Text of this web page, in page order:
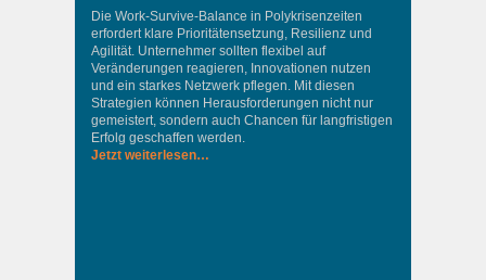
Die Work-Survive-Balance in Polykrisenzeiten
erfordert klare Prioritätensetzung, Resilienz und
Agilität. Unternehmer sollten flexibel auf
Veränderungen reagieren, Innovationen nutzen
und ein starkes Netzwerk pflegen. Mit diesen
Strategien können Herausforderungen nicht nur
gemeistert, sondern auch Chancen für langfristigen
Erfolg geschaffen werden.
Jetzt weiterlesen…